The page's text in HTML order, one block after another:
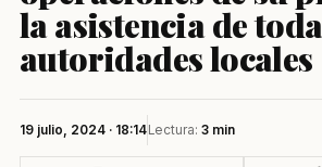
la asistencia de
autoridades locales
19 julio, 2024 · 18:14Lectura: 3 min